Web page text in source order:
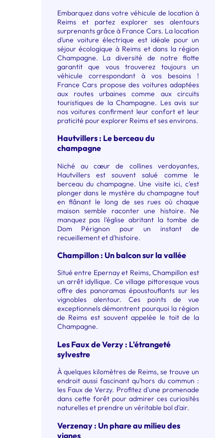
Embarquez dans votre véhicule de location à
Reims et partez explorer ses alentours
surprenants grâce à France Cars. La location
d’une voiture électrique est idéale pour un
séjour écologique à Reims et dans la région
Champagne. La diversité de notre flotte
garantit que vous trouverez toujours un
véhicule correspondant à vos besoins !
France Cars propose des voitures adaptées
aux routes urbaines comme aux circuits
touristiques de la Champagne. Les avis sur
nos voitures confirment leur confort et leur
praticité pour explorer Reims et ses environs.
Hautvillers : Le berceau du
champagne
Niché au cœur de collines verdoyantes,
Hautvillers est souvent salué comme le
berceau du champagne. Une visite ici, c'est
plonger dans le mystère du champagne tout
en flânant le long de ses rues où chaque
maison semble raconter une histoire. Ne
manquez pas l'église abritant la tombe de
Dom Pérignon pour un instant de
recueillement et d'histoire.
Champillon : Un balcon sur la vallée
Situé entre Epernay et Reims, Champillon est
un arrêt idyllique. Ce village pittoresque vous
offre des panoramas époustouflants sur les
vignobles alentour. Ces points de vue
exceptionnels démontrent pourquoi la région
de Reims est souvent appelée le toit de la
Champagne.
Les Faux de Verzy : L'étrangeté
sylvestre
À quelques kilomètres de Reims, se trouve un
endroit aussi fascinant qu'hors du commun :
les Faux de Verzy. Profitez d'une promenade
dans cette forêt pour admirer ces curiosités
naturelles et prendre un véritable bol d'air.
Verzenay : Un phare au milieu des
vignes